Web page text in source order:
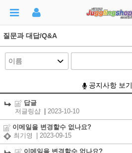
질문과 대답/Q&A
공지사항 보기
답글
저글링샵
2023-10-10
이메일을 변경할수 없나요?
최기영
| 2023-09-15
이메일을 변경할수 없나요?